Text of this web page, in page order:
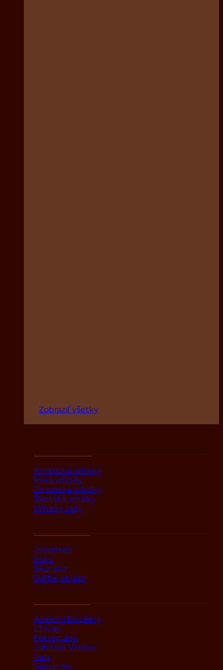
Zobraziť všetky
Americká whisky
Írska whisky
Japonská whisky
Škótska whisky
Whisky sety
Japonsko
Írsko
Škótsko
Ďaľšie oblasti
Adelphi Distillery
Chivas
Fettercairn
Johnnie Walker
Jura
Signatory